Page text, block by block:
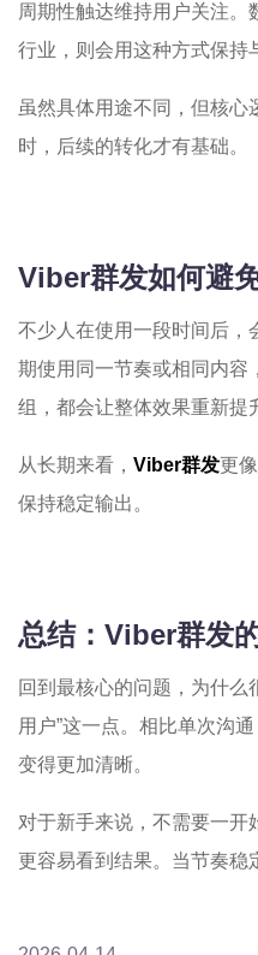
周期性触达维持用户关注
行业，则会用这种方式保持
虽然具体用途不同，但核
时，后续的转化才有基础。
Viber群发如何避
不少人在使用一段时间后，
期使用同一节奏或相同内容
组，都会让整体效果重新提
从长期来看， Viber群发更
保持稳定输出。
总结：Viber群发
回到最核心的问题，为什
用户”这一点。相比单次沟
变得更加清晰。
对于新手来说，不需要一开
更容易看到结果。当节奏稳